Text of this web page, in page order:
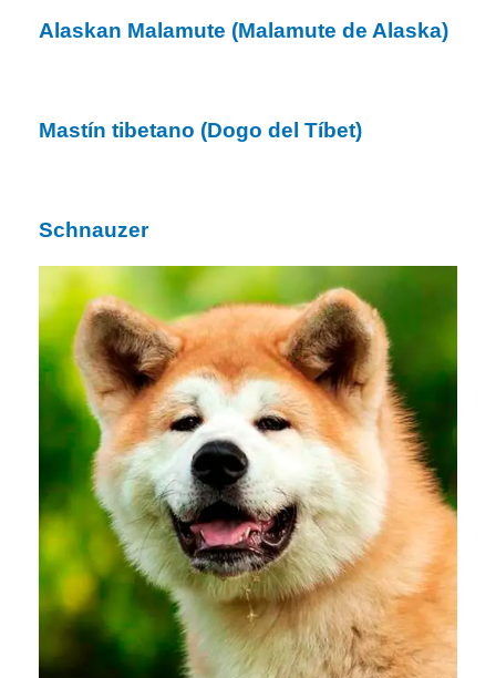
Alaskan Malamute (Malamute de Alaska)
Mastín tibetano (Dogo del Tíbet)
Schnauzer